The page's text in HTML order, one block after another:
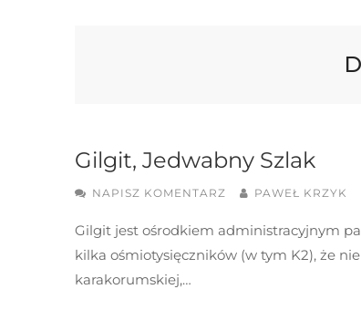
Gilgit, Jedwabny Szlak
NAPISZ KOMENTARZ PAWEŁ KRZYK
Gilgit jest ośrodkiem administracyjnym
kilka ośmiotysięczników (w tym K2), że
karakorumskiej,…